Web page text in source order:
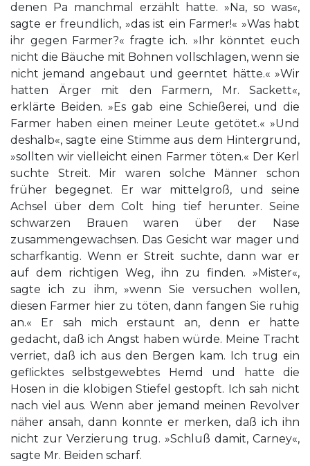
denen Pa manchmal erzählt hatte. »Na, so was«,
sagte er freundlich, »das ist ein Farmer!« »Was habt
ihr gegen Farmer?« fragte ich. »Ihr könntet euch
nicht die Bäuche mit Bohnen vollschlagen, wenn sie
nicht jemand angebaut und geerntet hätte.« »Wir
hatten Ärger mit den Farmern, Mr. Sackett«,
erklärte Beiden. »Es gab eine Schießerei, und die
Farmer haben einen meiner Leute getötet.« »Und
deshalb«, sagte eine Stimme aus dem Hintergrund,
»sollten wir vielleicht einen Farmer töten.« Der Kerl
suchte Streit. Mir waren solche Männer schon
früher begegnet. Er war mittelgroß, und seine
Achsel über dem Colt hing tief herunter. Seine
schwarzen Brauen waren über der Nase
zusammengewachsen. Das Gesicht war mager und
scharfkantig. Wenn er Streit suchte, dann war er
auf dem richtigen Weg, ihn zu finden. »Mister«,
sagte ich zu ihm, »wenn Sie versuchen wollen,
diesen Farmer hier zu töten, dann fangen Sie ruhig
an.« Er sah mich erstaunt an, denn er hatte
gedacht, daß ich Angst haben würde. Meine Tracht
verriet, daß ich aus den Bergen kam. Ich trug ein
geflicktes selbstgewebtes Hemd und hatte die
Hosen in die klobigen Stiefel gestopft. Ich sah nicht
nach viel aus. Wenn aber jemand meinen Revolver
näher ansah, dann konnte er merken, daß ich ihn
nicht zur Verzierung trug. »Schluß damit, Carney«,
sagte Mr. Beiden scharf.